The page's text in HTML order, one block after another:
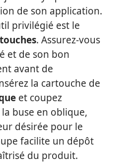
de son application.
privilégié est le
. Assurez-vous
et de son bon
avant de
la cartouche de
et coupez
la buse en oblique,
désirée pour le
facilite un dépôt
du produit.